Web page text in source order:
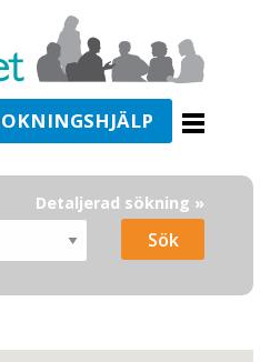
Detaljerad sökning »